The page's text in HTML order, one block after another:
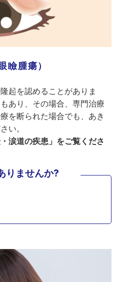
瞼腫瘍）
起を認めることがありま
あり、その場合、専門治療
を断られた場合でも、あき
い。
涙道の疾患」をご覧くださ
りませんか?